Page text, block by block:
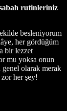
sabah rutinleriniz
besleniyorum
her gördüğüm
bir lezzet
mu yoksa onun
genel olarak merak
her şey!